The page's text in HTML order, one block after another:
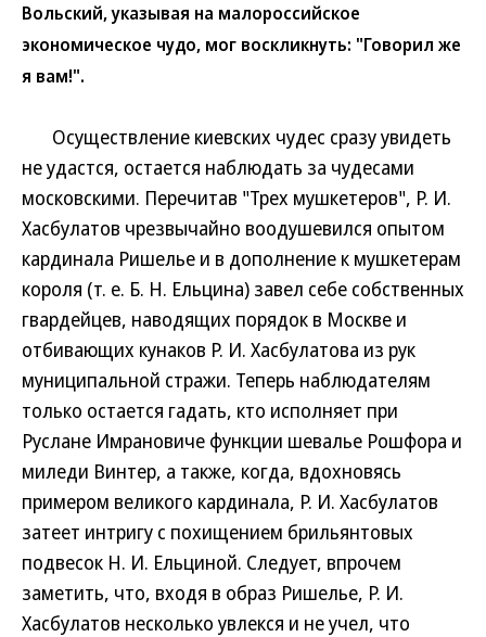
Вольский, указывая на малороссийское
экономическое чудо, мог воскликнуть: "Говорил же
я вам!".
Осуществление киевских чудес сразу увидеть
не удастся, остается наблюдать за чудесами
московскими. Перечитав "Трех мушкетеров", Р. И.
Хасбулатов чрезвычайно воодушевился опытом
кардинала Ришелье и в дополнение к мушкетерам
короля (т. е. Б. Н. Ельцина) завел себе собственных
гвардейцев, наводящих порядок в Москве и
отбивающих кунаков Р. И. Хасбулатова из рук
муниципальной стражи. Теперь наблюдателям
только остается гадать, кто исполняет при
Руслане Имрановиче функции шевалье Рошфора и
миледи Винтер, а также, когда, вдохновясь
примером великого кардинала, Р. И. Хасбулатов
затеет интригу с похищением брильянтовых
подвесок Н. И. Ельциной. Следует, впрочем
заметить, что, входя в образ Ришелье, Р. И.
Хасбулатов несколько увлекся и не учел, что